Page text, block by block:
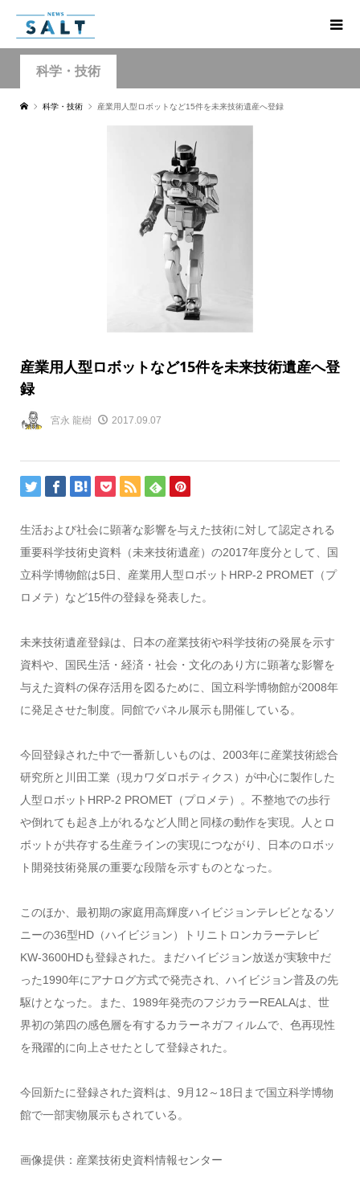
科学・技術
科学・技術 産業用人型ロボットなど15件を未来技術遺産へ登録
産業用人型ロボットなど15件を未来技術遺産へ登
録
宮永 龍樹 2017.09.07
生活および社会に顕著な影響を与えた技術に対して認定される
重要科学技術史資料（未来技術遺産）の2017年度分として、国
立科学博物館は5日、産業用人型ロボットHRP-2 PROMET（プ
ロメテ）など15件の登録を発表した。
未来技術遺産登録は、日本の産業技術や科学技術の発展を示す
資料や、国民生活・経済・社会・文化のあり方に顕著な影響を
与えた資料の保存活用を図るために、国立科学博物館が2008年
に発足させた制度。同館でパネル展示も開催している。
今回登録された中で一番新しいものは、2003年に産業技術総合
研究所と川田工業（現カワダロボティクス）が中心に製作した
人型ロボットHRP-2 PROMET（プロメテ）。不整地での歩行
や倒れても起き上がれるなど人間と同様の動作を実現。人とロ
ボットが共存する生産ラインの実現につながり、日本のロボッ
ト開発技術発展の重要な段階を示すものとなった。
このほか、最初期の家庭用高輝度ハイビジョンテレビとなるソ
ニーの36型HD（ハイビジョン）トリニトロンカラーテレビ
KW-3600HDも登録された。まだハイビジョン放送が実験中だ
った1990年にアナログ方式で発売され、ハイビジョン普及の先
駆けとなった。また、1989年発売のフジカラーREALAは、世
界初の第四の感色層を有するカラーネガフィルムで、色再現性
を飛躍的に向上させたとして登録された。
今回新たに登録された資料は、9月12～18日まで国立科学博物
館で一部実物展示もされている。
画像提供：産業技術史資料情報センター